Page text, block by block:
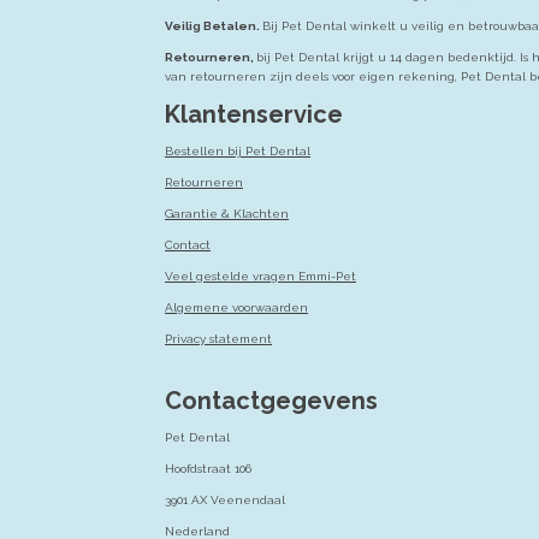
Veilig Betalen. Bij Pet Dental winkelt u veilig en
Retourneren, bij Pet Dental krijgt u 14 dagen bedenktijd.
van retourneren zijn deels voor eigen rekening, Pet Dental
Klantenservice
Bestellen bij Pet Dental
Retourneren
Garantie & Klachten
Contact
Veel gestelde vragen Emmi-Pet
Algemene voorwaarden
Privacy statement
Contactgegevens
Pet Dental
Hoofdstraat 106
3901 AX Veenendaal
Nederland